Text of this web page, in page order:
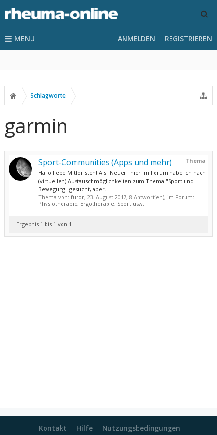
MENU ANMELDEN REGISTRIEREN
Schlagworte
garmin
Thema
Sport-Communities (Apps und mehr)
Hallo liebe Mitforisten! Als "Neuer" hier im Forum habe ich nach
(virtuellen) Austauschmöglichkeiten zum Thema "Sport und
Bewegung" gesucht, aber...
Thema von: furor, 23. August 2017, 8 Antwort(en), im Forum:
Physiotherapie, Ergotherapie, Sport usw.
Ergebnis 1 bis 1 von 1
Kontakt Hilfe Nutzungsbedingungen